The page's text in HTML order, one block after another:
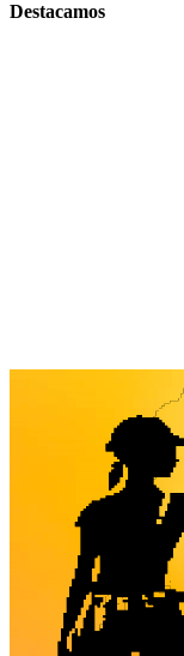
Destacamos